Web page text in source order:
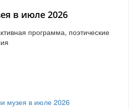
в июле 2026
программа, поэтические